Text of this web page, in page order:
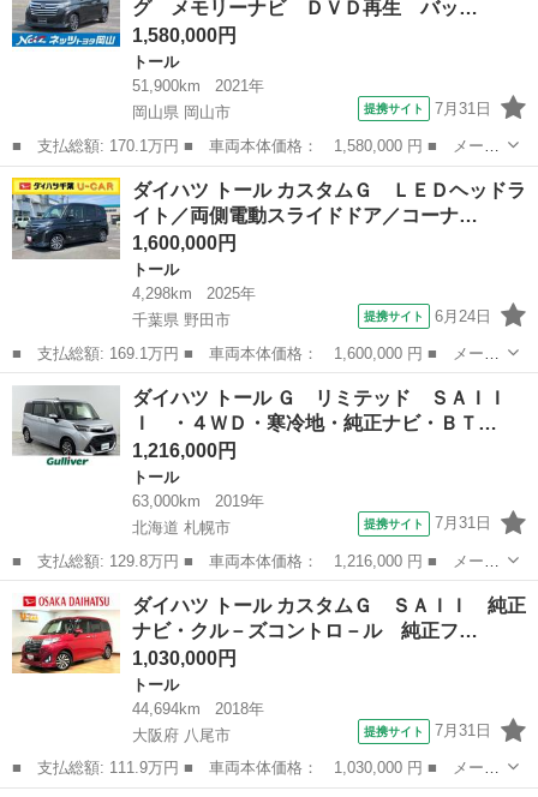
ヤー接続...
グ メモリーナビ ＤＶＤ再生 バッ…
1,580,000円
トール
51,900km
2021年
岡山県 岡山市
提携サイト 7月31日
■ 支払総額: 170.1万円 ■ 車両本体価格： 1,580,000 円 ■ メーカ
ー名： ダイハツ ■ 車種名： トール ■ グレード名： カスタム
Ｇ ターボ フルセグ メモリーナビ ＤＶＤ再生 バックカメラ
衝突被害...
岡山 岡山市 トール
ダイハツ トール カスタムＧ ＬＥＤヘッドラ
イト／両側電動スライドドア／コーナ…
1,600,000円
トール
4,298km
2025年
千葉県 野田市
提携サイト 6月24日
■ 支払総額: 169.1万円 ■ 車両本体価格： 1,600,000 円 ■ メーカ
ー名： ダイハツ ■ 車種名： トール ■ グレード名： カスタム
Ｇ ＬＥＤヘッドライト／両側電動スライドドア／コーナーセンサー
／アイド...
千葉 野田市 トール
ダイハツ トール Ｇ リミテッド ＳＡＩＩ
Ｉ ・４ＷＤ・寒冷地・純正ナビ・ＢＴ…
1,216,000円
トール
63,000km
2019年
北海道 札幌市
提携サイト 7月31日
■ 支払総額: 129.8万円 ■ 車両本体価格： 1,216,000 円 ■ メーカ
ー名： ダイハツ ■ 車種名： トール ■ グレード名： Ｇ リミ
テッド ＳＡＩＩＩ ・４ＷＤ・寒冷地・純正ナビ・ＢＴ／フルセ
グ・スマー...
北海道 札幌市 トール
ダイハツ トール カスタムＧ ＳＡＩＩ 純正
ナビ・クル－ズコントロ－ル 純正フ…
1,030,000円
トール
44,694km
2018年
大阪府 八尾市
提携サイト 7月31日
■ 支払総額: 111.9万円 ■ 車両本体価格： 1,030,000 円 ■ メーカ
ー名： ダイハツ ■ 車種名： トール ■ グレード名： カスタム